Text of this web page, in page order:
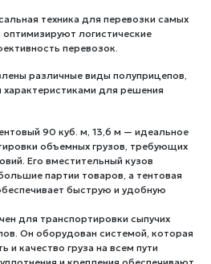
техника для перевозки самых
логистические
перевозок.
различные виды полуприцепов,
для решения
90 куб. м, 13,6 м — идеальное
объемных грузов, требующих
Его вместительный кузов
партии товаров, а тентовая
быструю и удобную
для транспортировки сыпучих
Он оборудован системой, которая
и качество груза на всем пути